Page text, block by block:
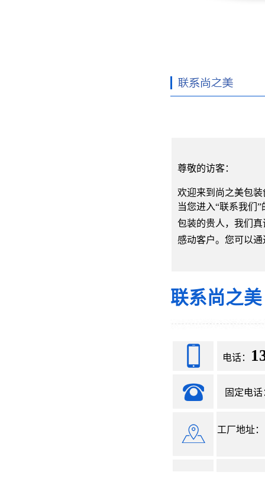
尊敬的访客：
欢迎来到尚之美包
当您进入“联系我们
包装的贵人，我们
感动客户。您可以
联系尚之美
电话：
固定电话
工厂地址